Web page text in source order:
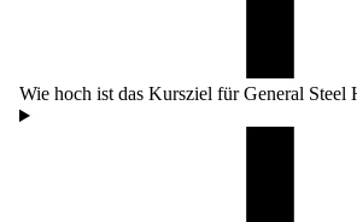
Wie hoch ist das Kursziel für General Steel